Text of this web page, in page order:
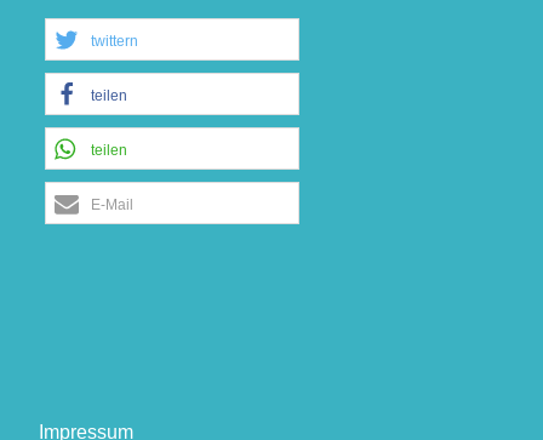
twittern
teilen
teilen
E-Mail
Impressum